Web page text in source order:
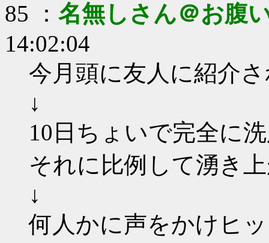
85 ： 名無しさん＠お腹
14:02:04
今月頭に友人に紹介
↓
10日ちょいで完全に
それに比例して湧き
↓
何人かに声をかけヒ